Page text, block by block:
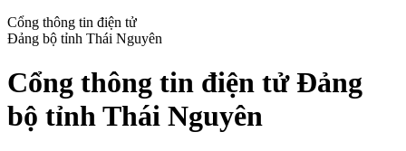
Cổng thông tin điện tử
Đảng bộ tỉnh Thái Nguyên
Cổng thông tin điện tử Đảng
bộ tỉnh Thái Nguyên